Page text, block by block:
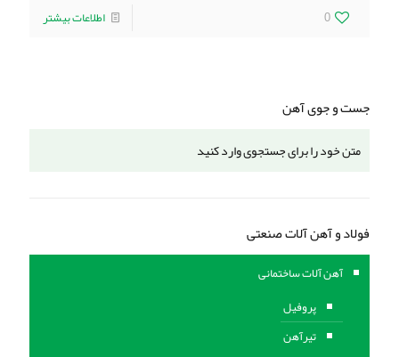
0
اطلاعات بیشتر
جست و جوی آهن
فولاد و آهن آلات صنعتی
آهن آلات ساختمانی
پروفیل
تیرآهن